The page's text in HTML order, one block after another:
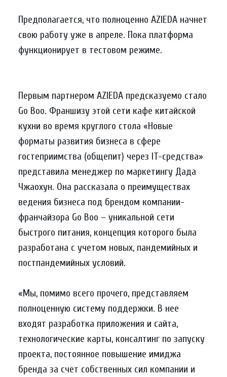
Предполагается, что полноценно AZIEDA начнет
свою работу уже в апреле. Пока платформа
функционирует в тестовом режиме.
Первым партнером AZIEDA предсказуемо стало
Go Boo. Франшизу этой сети кафе китайской
кухни во время круглого стола «Новые
форматы развития бизнеса в сфере
гостеприимства (общепит) через IT-средства»
представила менеджер по маркетингу Дада
Чжаохун. Она рассказала о преимуществах
ведения бизнеса под брендом компании-
франчайзора Go Boo – уникальной сети
быстрого питания, концепция которого была
разработана с учетом новых, пандемийных и
постпандемийных условий.
«Мы, помимо всего прочего, представляем
полноценную систему поддержки. В нее
входят разработка приложения и сайта,
технологические карты, консалтинг по запуску
проекта, постоянное повышение имиджа
бренда за счет собственных сил компании и